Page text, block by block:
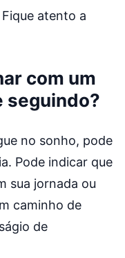
atento a
com um
seguindo?
no sonho, pode
Pode indicar que
sua jornada ou
caminho de
de